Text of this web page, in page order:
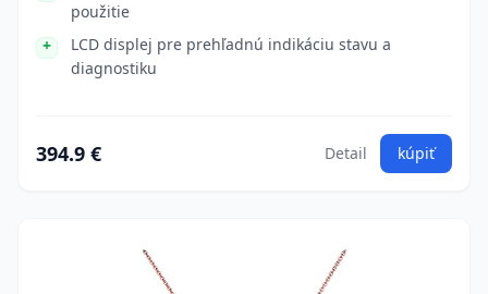
použitie
LCD displej pre prehľadnú indikáciu stavu a
diagnostiku
394.9 € Detail kúpiť